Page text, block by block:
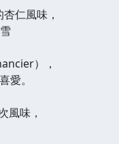
仁風味，
），
。
味，